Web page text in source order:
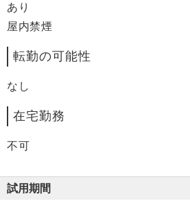
あり
屋内禁煙
転勤の可能性
なし
在宅勤務
不可
試用期間